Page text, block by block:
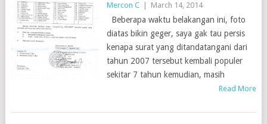
Mercon C March 14, 2014
Beberapa waktu belakangan ini, foto
diatas bikin geger, saya gak tau persis
kenapa surat yang ditandatangani dari
tahun 2007 tersebut kembali populer
sekitar 7 tahun kemudian, masih
Read More